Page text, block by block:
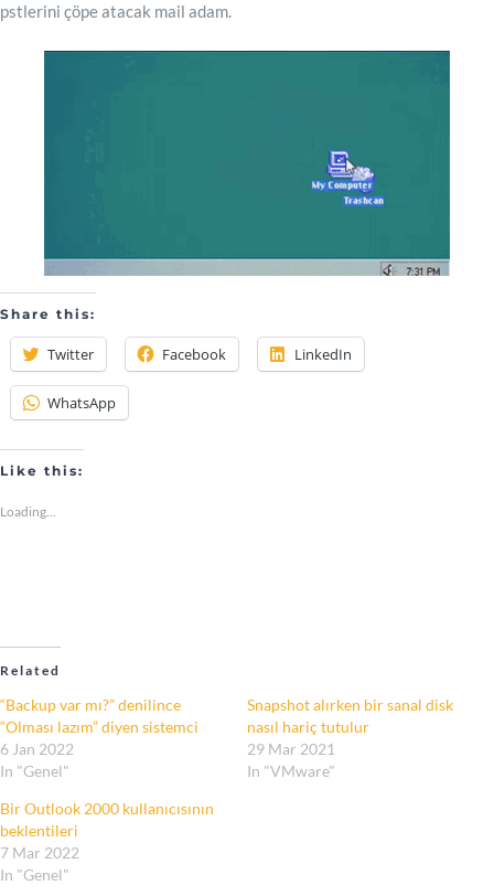
pstlerini çöpe atacak mail adam.
Share this:
Twitter Facebook LinkedIn
WhatsApp
Like this:
Loading...
Related
“Backup var mı?” denilince
“Olması lazım” diyen sistemci
6 Jan 2022
In "Genel"
Snapshot alırken bir sanal disk
nasıl hariç tutulur
29 Mar 2021
In "VMware"
Bir Outlook 2000 kullanıcısının
beklentileri
7 Mar 2022
In "Genel"